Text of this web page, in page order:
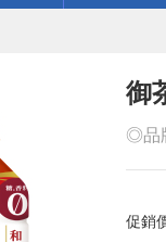
御
◎品
促銷